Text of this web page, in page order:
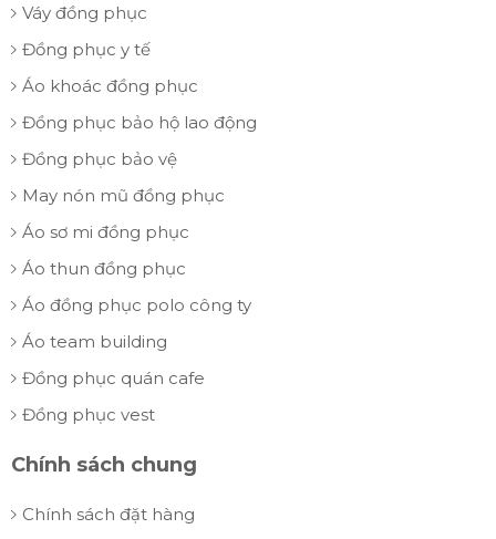
Váy đồng phục
Đồng phục y tế
Áo khoác đồng phục
Đồng phục bảo hộ lao động
Đồng phục bảo vệ
May nón mũ đồng phục
Áo sơ mi đồng phục
Áo thun đồng phục
Áo đồng phục polo công ty
Áo team building
Đồng phục quán cafe
Đồng phục vest
Chính sách chung
Chính sách đặt hàng